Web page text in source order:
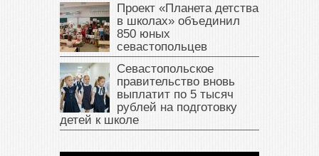
Проект «Планета детства
в школах» объединил
850 юных
севастопольцев
Севастопольское
правительство вновь
выплатит по 5 тысяч
рублей на подготовку
детей к школе